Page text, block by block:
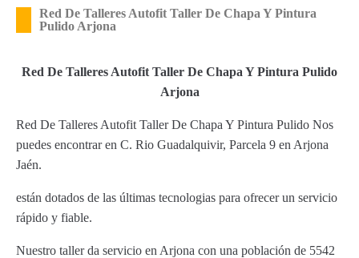
Red De Talleres Autofit Taller De Chapa Y Pintura
Pulido Arjona
Red De Talleres Autofit Taller De Chapa Y Pintura Pulido
Arjona
Red De Talleres Autofit Taller De Chapa Y Pintura Pulido Nos
puedes encontrar en C. Rio Guadalquivir, Parcela 9 en Arjona
Jaén.
están dotados de las últimas tecnologias para ofrecer un servicio
rápido y fiable.
Nuestro taller da servicio en Arjona con una población de 5542